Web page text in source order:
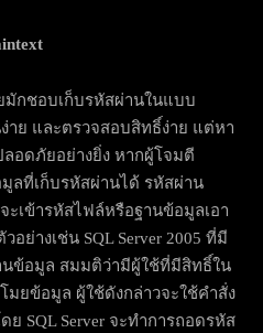
มักชอบเก็บรหัสผ่านในแบบ
ง่าย และตรวจสอบสิทธิ์ง่าย แต่หา
อดภัยอย่างยิ่ง หากผู้โจมตี
ลที่เก็บรหัสผ่านได้ รหัสผ่าน
เข้ารหัสไฟล์หรือฐานข้อมูลเอา
ย่างเช่น SQL Server 2005 ที่มี
นข้อมูล สมมติว่ามีผู้ใช้ที่มีสิทธิ์ใน
มยข้อมูล ผู้ใช้ดังกล่าวจะใช้คำสั่ง
ย SQL Server จะทำการถอดรหัส